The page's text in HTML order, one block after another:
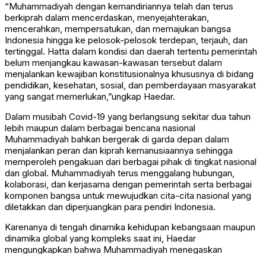
“Muhammadiyah dengan kemandiriannya telah dan terus
berkiprah dalam mencerdaskan, menyejahterakan,
mencerahkan, mempersatukan, dan memajukan bangsa
Indonesia hingga ke pelosok-pelosok terdepan, terjauh, dan
tertinggal. Hatta dalam kondisi dan daerah tertentu pemerintah
belum menjangkau kawasan-kawasan tersebut dalam
menjalankan kewajiban konstitusionalnya khususnya di bidang
pendidikan, kesehatan, sosial, dan pemberdayaan masyarakat
yang sangat memerlukan,”ungkap Haedar.
Dalam musibah Covid-19 yang berlangsung sekitar dua tahun
lebih maupun dalam berbagai bencana nasional
Muhammadiyah bahkan bergerak di garda depan dalam
menjalankan peran dan kiprah kemanusiaannya sehingga
memperoleh pengakuan dari berbagai pihak di tingkat nasional
dan global. Muhammadiyah terus menggalang hubungan,
kolaborasi, dan kerjasama dengan pemerintah serta berbagai
komponen bangsa untuk mewujudkan cita-cita nasional yang
diletakkan dan diperjuangkan para pendiri Indonesia.
Karenanya di tengah dinamika kehidupan kebangsaan maupun
dinamika global yang kompleks saat ini, Haedar
mengungkapkan bahwa Muhammadiyah menegaskan